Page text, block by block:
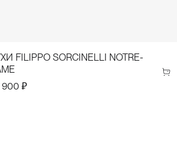
FILIPPO SORCINELLI NOTRE-
900 ₽